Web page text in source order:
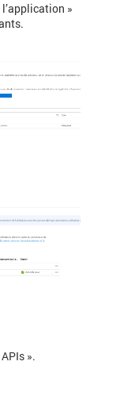
»
».